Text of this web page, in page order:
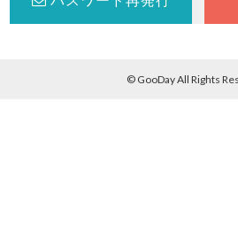
© GooDay All Rights